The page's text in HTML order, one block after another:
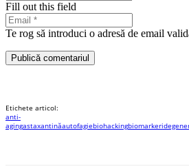
Fill out this field
Te rog să introduci o adresă de email
Publică comentariul
Etichete articol:
anti-
agingastaxantinăautofagiebiohackingbiomarkeri